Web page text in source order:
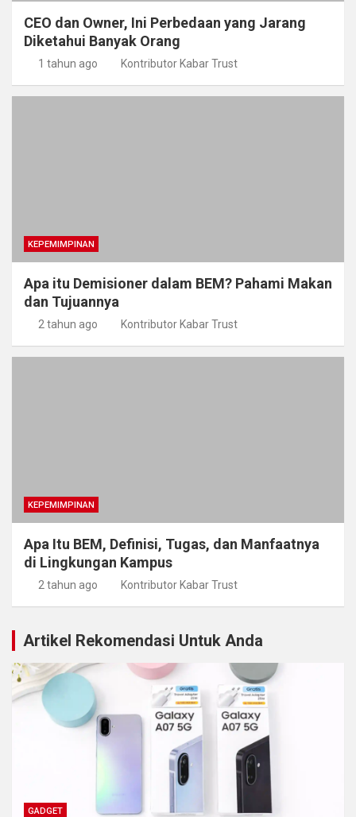
CEO dan Owner, Ini Perbedaan yang Jarang
Diketahui Banyak Orang
1 tahun ago Kontributor Kabar Trust
KEPEMIMPINAN
Apa itu Demisioner dalam BEM? Pahami Makan
dan Tujuannya
2 tahun ago Kontributor Kabar Trust
KEPEMIMPINAN
Apa Itu BEM, Definisi, Tugas, dan Manfaatnya
di Lingkungan Kampus
2 tahun ago Kontributor Kabar Trust
Artikel Rekomendasi Untuk Anda
GADGET